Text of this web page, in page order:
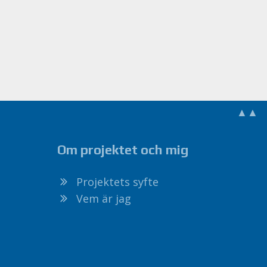
▲▲
Om projektet och mig
Projektets syfte
Vem är jag